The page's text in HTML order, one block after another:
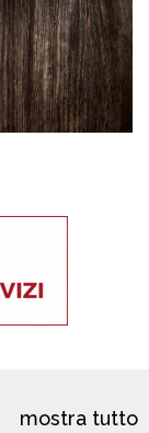
mostra tutto